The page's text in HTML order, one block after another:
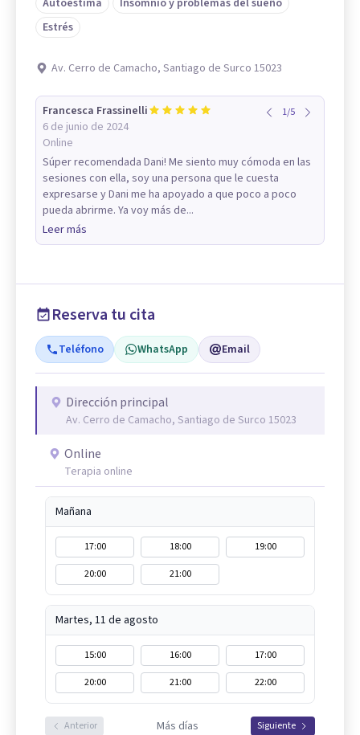
Estrés
Av. Cerro de Camacho, Santiago de Surco 15023
Francesca Frassinelli
6 de junio de 2024
Online
1/5
Súper recomendada Dani! Me siento muy cómoda en las
sesiones con ella, soy una persona que le cuesta
expresarse y Dani me ha apoyado a que poco a poco
pueda abrirme. Ya voy más de...
Leer más
Reserva tu cita
Teléfono WhatsApp Email
Dirección principal
Av. Cerro de Camacho, Santiago de Surco 15023
Online
Terapia online
Mañana
17:00 18:00
19:00
20:00
21:00
Martes, 11 de agosto
15:00 16:00
17:00
20:00
21:00 22:00
Anterior Más días Siguiente